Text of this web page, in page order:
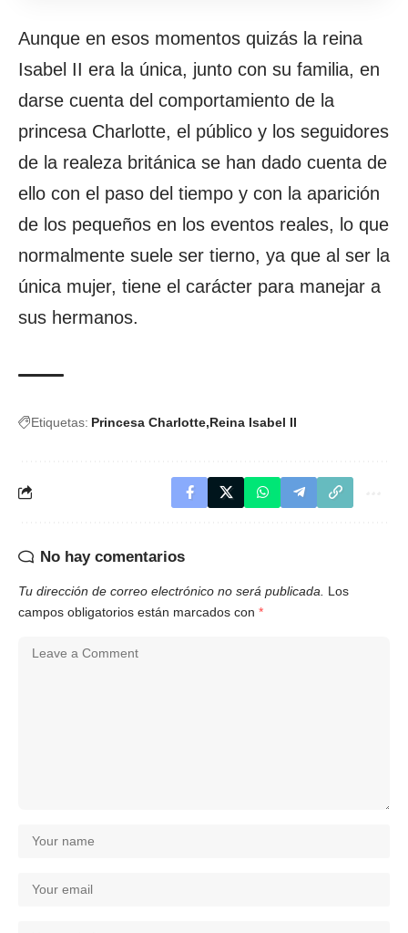
Aunque en esos momentos quizás la reina
Isabel II era la única, junto con su familia, en
darse cuenta del comportamiento de la
princesa Charlotte, el público y los seguidores
de la realeza británica se han dado cuenta de
ello con el paso del tiempo y con la aparición
de los pequeños en los eventos reales, lo que
normalmente suele ser tierno, ya que al ser la
única mujer, tiene el carácter para manejar a
sus hermanos.
Etiquetas: Princesa Charlotte Reina Isabel II
No hay comentarios
Tu dirección de correo electrónico no será publicada.
Los
campos obligatorios están marcados con *